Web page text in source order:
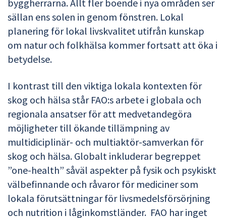
byggherrarna. Allt fler boende i nya områden ser
sällan ens solen in genom fönstren. Lokal
planering för lokal livskvalitet utifrån kunskap
om natur och folkhälsa kommer fortsatt att öka i
betydelse.
I kontrast till den viktiga lokala kontexten för
skog och hälsa står FAO:s arbete i globala och
regionala ansatser för att medvetandegöra
möjligheter till ökande tillämpning av
multidiciplinär- och multiaktör-samverkan för
skog och hälsa. Globalt inkluderar begreppet
”one-health” såväl aspekter på fysik och psykiskt
välbefinnande och råvaror för mediciner som
lokala förutsättningar för livsmedelsförsörjning
och nutrition i låginkomstländer. FAO har inget